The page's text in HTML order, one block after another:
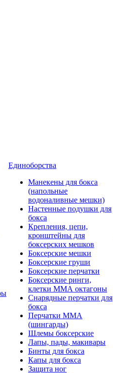
Единоборства
Манекены для бокса
(напольные
водоналивные мешки)
Настенные подушки для
бокса
Крепления, цепи,
кронштейны для
боксерских мешков
Боксерские мешки
Боксерские груши
Боксерские перчатки
Боксерские ринги,
клетки ММА октагоны
Снарядные перчатки для
бокса
Перчатки MMA
(шингарды)
Шлемы боксерские
Лапы, пады, макивары
Бинты для бокса
Капы для бокса
Защита ног